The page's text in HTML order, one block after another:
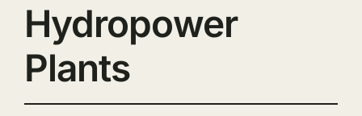
Hydropower
Plants